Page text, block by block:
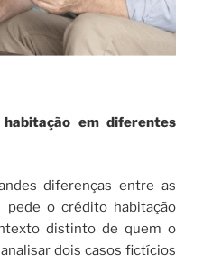
em diferentes
diferenças entre as
pede o crédito habitação
distinto de quem o
dois casos fictícios